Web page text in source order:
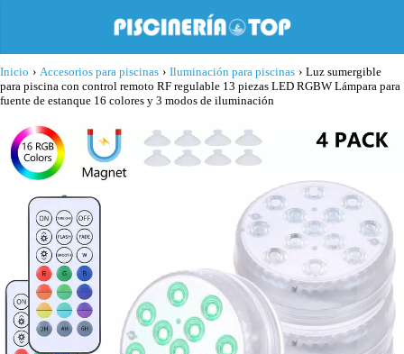
Inicio › Accesorios para piscinas › Iluminación para piscinas › Luz sumergible
para piscina con control remoto RF regulable 13 piezas LED RGBW Lámpara para
fuente de estanque 16 colores y 3 modos de iluminación